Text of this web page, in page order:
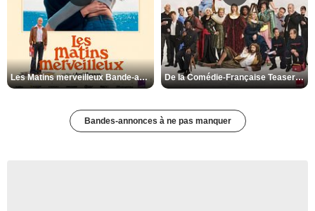
Les Matins merveilleux Bande-annonce VF De la Comédie-Française Teaser VF
Bandes-annonces à ne pas manquer